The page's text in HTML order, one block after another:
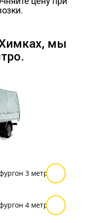
мы
3 метра
4 метра